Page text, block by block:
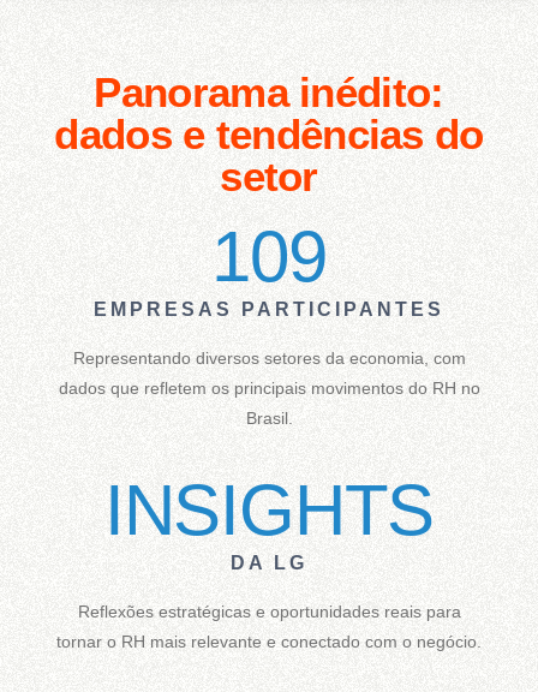
Panorama inédito:
dados e tendências do
setor
109
EMPRESAS PARTICIPANTES
Representando diversos setores da economia, com
dados que refletem os principais movimentos do RH no
Brasil.
INSIGHTS
DA LG
Reflexões estratégicas e oportunidades reais para
tornar o RH mais relevante e conectado com o negócio.